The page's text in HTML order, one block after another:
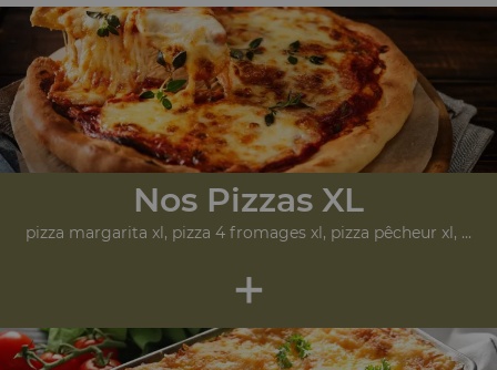
Nos Pizzas XL
pizza margarita xl, pizza 4 fromages xl, pizza pêcheur xl, ...
+